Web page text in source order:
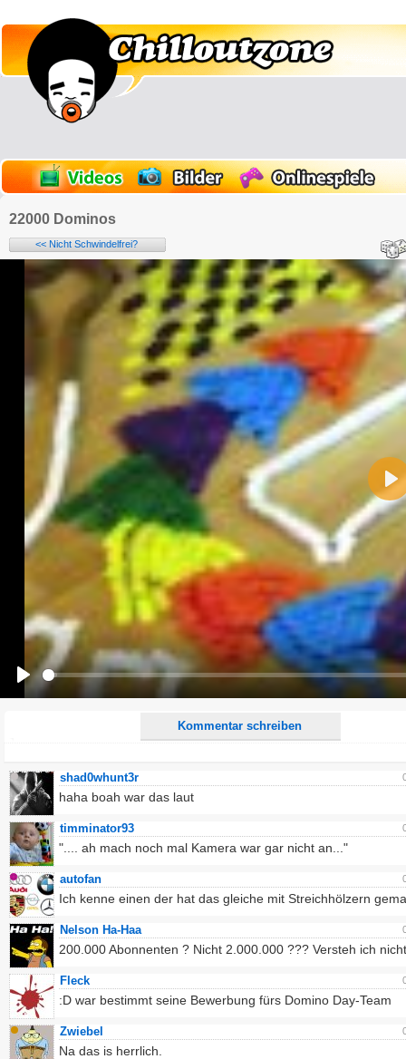
22000 Dominos
<< Nicht Schwindelfrei?
Play
Kommentar schreiben
E-Mail-Adresse (optional):
Kommentar:
Alle HTML-Tags außer <br>, <strike> und <i> werden aus Deinem Kommentar entfernt.
URLs werden automatisch umgewandelt. Bitte verwende "www." oder "http://" in URLs
Ich möchte eine E-Mail, wenn zu meinem Kommentar Antworten erscheinen.
Ich möchte eine E-Mail, wenn auf dieser Seite weitere Kommentare erscheinen.
shad0whunt3r
haha boah war das laut
timminator93
".... ah mach noch mal Kamera war gar nicht an..."
autofan
Ich kenne einen der hat das gleiche mit Streichhölzern
Nelson Ha-Haa
200.000 Abonnenten ? Nicht 2.000.000 ??? Versteh ich
Fleck
:D war bestimmt seine Bewerbung fürs Domino Day-Team
Zwiebel
Na das is herrlich.